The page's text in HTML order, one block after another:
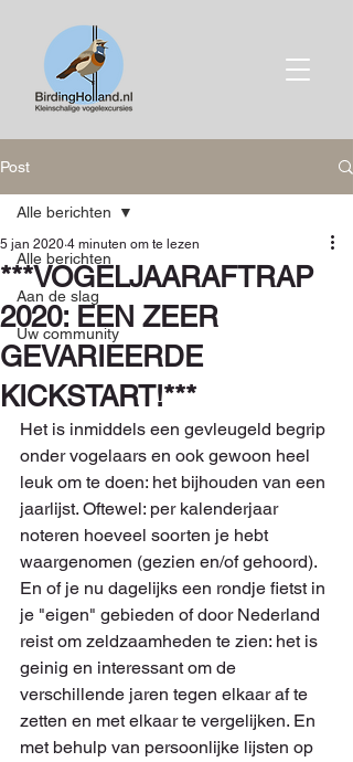
Post
Alle berichten
Aan de slag
Uw community
Alle berichten
***VOGELJAARAFTRAP
2020: EEN ZEER
GEVARIEERDE
KICKSTART!***
5 jan 2020 4 minuten om te lezen
Het is inmiddels een gevleugeld begrip
onder vogelaars en ook gewoon heel
leuk om te doen: het bijhouden van een
jaarlijst. Oftewel: per kalenderjaar
noteren hoeveel soorten je hebt
waargenomen (gezien en/of gehoord).
En of je nu dagelijks een rondje fietst in
je "eigen" gebieden of door Nederland
reist om zeldzaamheden te zien: het is
geinig en interessant om de
verschillende jaren tegen elkaar af te
zetten en met elkaar te vergelijken. En
met behulp van persoonlijke lijsten op